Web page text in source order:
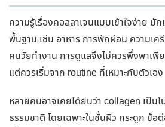
ความรู้เรื่องคอลลาเจนแบบเข้าใจง่าย
พื้นฐาน เช่น อาหาร การพักผ่อน ความเค
คนวัยทำงาน การดูแลจึงไม่ควรพึ่งพาเพี
แต่ควรเริ่มจาก routine ที่เหมาะกับตัวเอง
หลายคนอาจเคยได้ยินว่า collagen เป็น
ธรรมชาติ โดยเฉพาะในชั้นผิว กระดูก ข้อ